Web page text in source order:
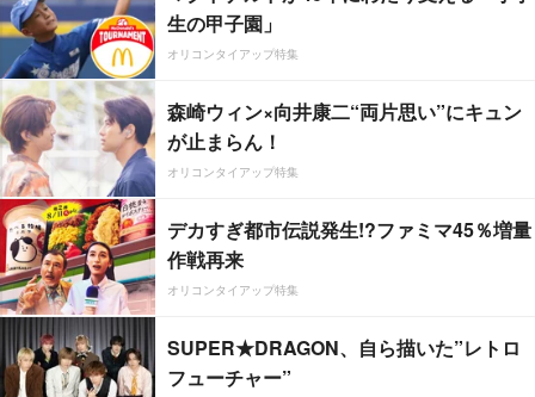
生の甲子園」
オリコンタイアップ特集
森崎ウィン×向井康二“両片思い”にキュン
が止まらん！
オリコンタイアップ特集
デカすぎ都市伝説発生!?ファミマ45％増量
作戦再来
オリコンタイアップ特集
SUPER★DRAGON、自ら描いた”レトロ
フューチャー”